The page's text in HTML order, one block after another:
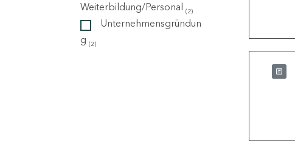
Weiterbildung/Personal (2)
Unternehmensgründun
g (2)